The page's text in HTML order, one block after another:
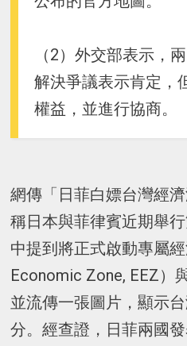
（2）外交部表示，
解決爭議表示肯定，
權益，並進行協商。
網傳「日菲白嫖台灣經
稱日本與菲律賓近期舉
中提到將正式啟動專屬
Economic Zone, EEZ）
並流傳一張圖片，顯示
分。經查證，日菲兩國